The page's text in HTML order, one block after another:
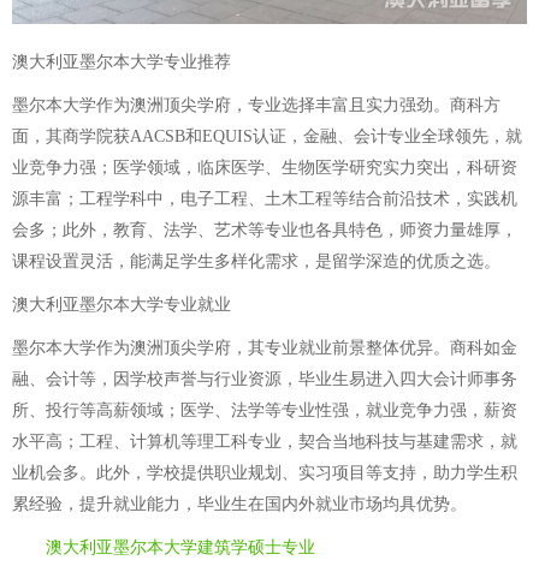
澳大利亚墨尔本大学专业推荐
墨尔本大学作为澳洲顶尖学府，专业选择丰富且实力强劲。商科方
面，其商学院获AACSB和EQUIS认证，金融、会计专业全球领先，就
业竞争力强；医学领域，临床医学、生物医学研究实力突出，科研资
源丰富；工程学科中，电子工程、土木工程等结合前沿技术，实践机
会多；此外，教育、法学、艺术等专业也各具特色，师资力量雄厚，
课程设置灵活，能满足学生多样化需求，是留学深造的优质之选。
澳大利亚墨尔本大学专业就业
墨尔本大学作为澳洲顶尖学府，其专业就业前景整体优异。商科如金
融、会计等，因学校声誉与行业资源，毕业生易进入四大会计师事务
所、投行等高薪领域；医学、法学等专业性强，就业竞争力强，薪资
水平高；工程、计算机等理工科专业，契合当地科技与基建需求，就
业机会多。此外，学校提供职业规划、实习项目等支持，助力学生积
累经验，提升就业能力，毕业生在国内外就业市场均具优势。
澳大利亚墨尔本大学建筑学硕士专业